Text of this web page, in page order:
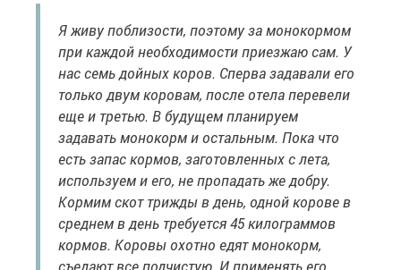
Я живу поблизости, поэтому за монокормом
при каждой необходимости приезжаю сам. У
нас семь дойных коров. Сперва задавали его
только двум коровам, после отела перевели
еще и третью. В будущем планируем
задавать монокорм и остальным. Пока что
есть запас кормов, заготовленных с лета,
используем и его, не пропадать же добру.
Кормим скот трижды в день, одной корове в
среднем в день требуется 45 килограммов
кормов. Коровы охотно едят монокорм,